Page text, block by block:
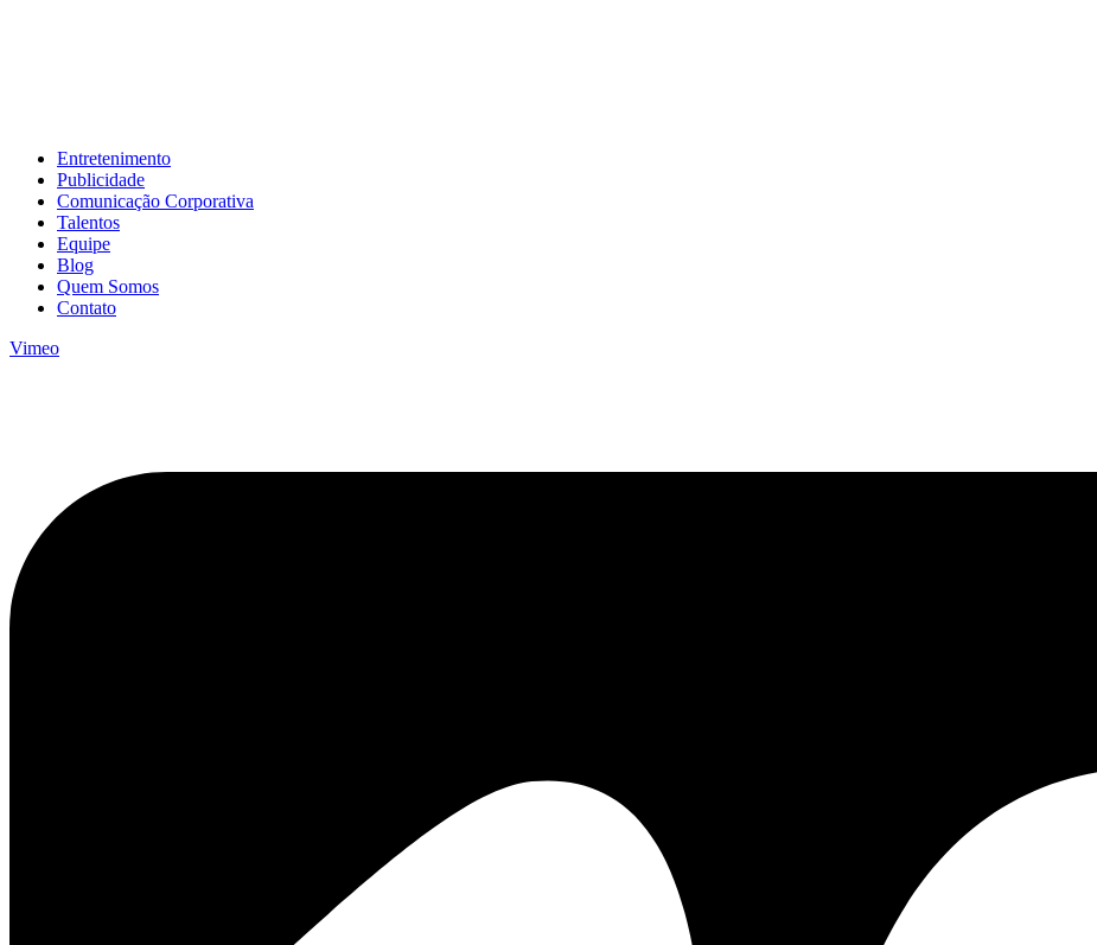
Entretenimento
Publicidade
Comunicação Corporativa
Talentos
Equipe
Blog
Quem Somos
Contato
Vimeo